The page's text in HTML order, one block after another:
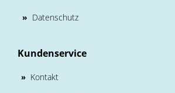
» Datenschutz
Kundenservice
» Kontakt